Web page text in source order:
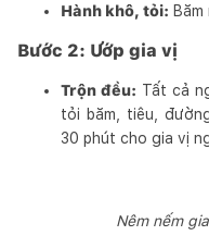
Hành khô, tỏi: Băm
Bước 2: Ướp gia vị
Trộn đều: Tất cả
tỏi băm, tiêu,
30 phút cho gia vị
Nêm nếm